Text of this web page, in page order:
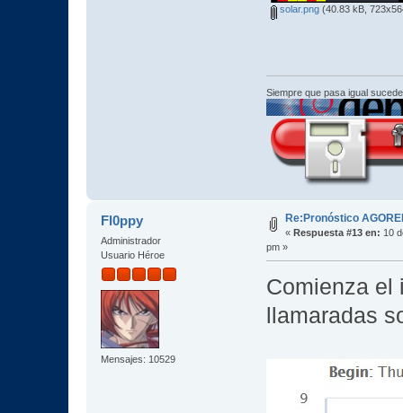
solar.png(40.83 kB,
Siempre que pasa igual
Fl0ppy
Administrador
Usuario Héroe
Mensajes: 10529
Re:Pronóstico
« Respuesta #13 en: 10
pm »
Comienza el
llamaradas